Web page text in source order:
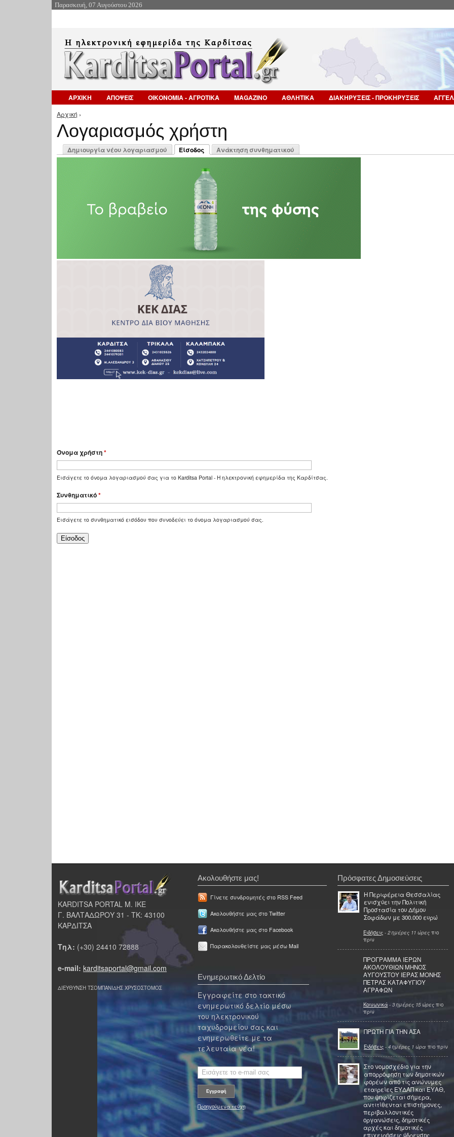
Παρασκευή, 07 Αυγούστου 2026
ΑΡΧΙΚΗ ΑΠΟΨΕΙΣ ΟΙΚΟΝΟΜΙΑ - ΑΓΡΟΤΙΚΑ MAGAZINO ΑΘΛΗΤΙΚΑ ΔΙΑΚΗΡΥΞΕΙΣ - ΠΡΟΚΗΡΥΞΕΙΣ
Είστε εδώ
Αρχική ›
Λογαριασμός χρήστη
Πρωτεύουσες καρτέλες
Δημιουργία νέου λογαριασμού
Είσοδος
(ενεργή καρτέλα)
Ανάκτηση συνθηματικού
Όνομα χρήστη*
Εισάγετε το όνομα λογαριασμού σας για το Karditsa Portal - Η ηλεκτρονική εφημερίδα της Καρδίτσας.
Συνθηματικό*
Εισάγετε το συνθηματικό εισόδου που συνοδεύει το όνομα λογαριασμού σας.
KARDITSA PORTAL Μ. ΙΚΕ
Γ. ΒΑΛΤΑΔΩΡΟΥ 31 - ΤΚ: 43100
ΚΑΡΔΙΤΣΑ
Τηλ: (+30) 24410 72888
e-mail: karditsaportal@gmail.com
ΔΙΕΥΘΥΝΣΗ ΤΣΟΜΠΑΝΙΔΗΣ ΧΡΥΣΟΣΤΟΜΟΣ
Ακολουθήστε μας!
Γίνετε συνδρομητές στο RSS Feed
Ακολουθήστε μας στο Twitter
Ακολουθήστε μας στο Facebook
Παρακολουθείστε μας μέσω Mail
Ενημερωτικό Δελτίο
Εγγραφείτε στο τακτικό
ενημερωτικό δελτίο μέσω
του ηλεκτρονικού
ταχυδρομείου σας και
ενημερωθείτε με τα
τελευταία νέα!
Προηγούμενα τεύχη
Πρόσφατες Δημοσιεύσεις
Η Περιφέρεια Θεσσαλίας
ενισχύει την Πολιτική
Προστασία του Δήμου
Σοφάδων με 300.000 ευρώ
Ειδήσεις - 2 ημέρες 11 ώρες πιο
πριν
ΠΡΟΓΡΑΜΜΑ ΙΕΡΩΝ
ΑΚΟΛΟΥΘΙΩΝ ΜΗΝΟΣ
ΑΥΓΟΥΣΤΟΥ ΙΕΡΑΣ ΜΟΝΗΣ
ΠΕΤΡΑΣ ΚΑΤΑΦΥΓΙΟΥ
ΑΓΡΑΦΩΝ
Κοινωνικά - 3 ημέρες 15 ώρες πιο
πριν
ΠΡΩΤΗ ΓΙΑ ΤΗΝ ΑΣΑ
Ειδήσεις - 4 ημέρες 1 ώρα πιο πριν
Στο νομοσχέδιο για την
απορρόφηση των δημοτικών
φορέων από τις ανώνυμες
εταιρείες ΕΥΔΑΠ και ΕΥΑΘ,
που ψηφίζεται σήμερα,
αντιτίθενται επιστήμονες,
περιβαλλοντικές
οργανώσεις, δημοτικές
αρχές και δημοτικές
επιχειρήσεις ύδρευσης